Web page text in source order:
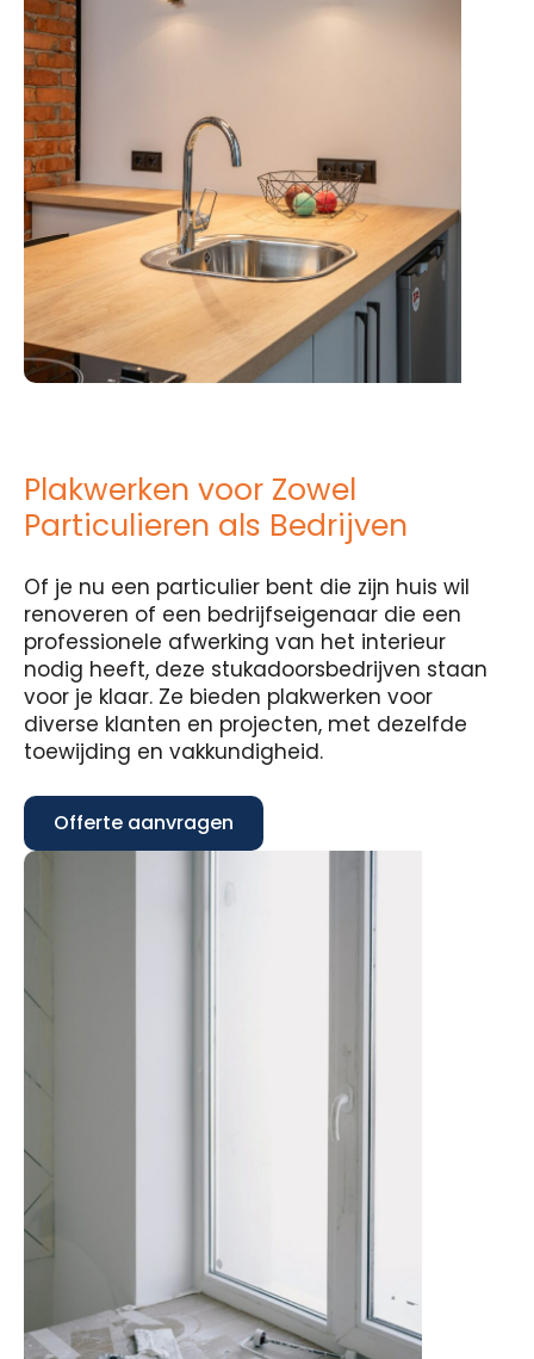
Plakwerken voor Zowel
Particulieren als Bedrijven
Of je nu een particulier bent die zijn huis wil
renoveren of een bedrijfseigenaar die een
professionele afwerking van het interieur
nodig heeft, deze stukadoorsbedrijven staan
voor je klaar. Ze bieden plakwerken voor
diverse klanten en projecten, met dezelfde
toewijding en vakkundigheid.
Offerte aanvragen